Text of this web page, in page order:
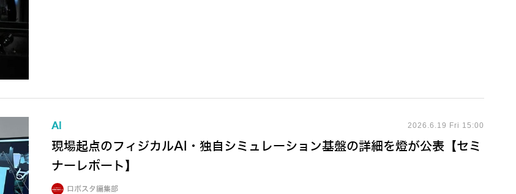
AI 2026.6.19 Fri 15:00
現場起点のフィジカルAI・独自シミュレーション基盤の詳細を燈が公表【セミ
ナーレポート】
ロボスタ編集部